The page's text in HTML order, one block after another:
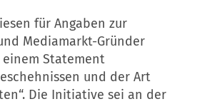
für Angaben zur
Mediamarkt-Gründer
Statement
und der Art
Die Initiative sei an der